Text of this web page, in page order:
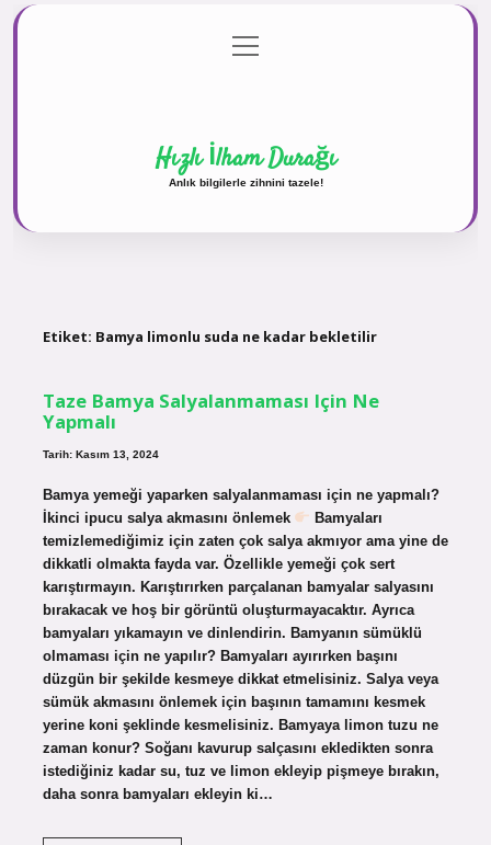
Gizlilik Politikası
menüyü
aç
Hızlı İlham Durağı
Anlık bilgilerle zihnini tazele!
Etiket: Bamya limonlu suda ne kadar bekletilir
Taze Bamya Salyalanmaması Için Ne
Yapmalı
Tarih: Kasım 13, 2024
Bamya yemeği yaparken salyalanmaması için ne yapmalı?
İkinci ipucu salya akmasını önlemek
Bamyaları
temizlemediğimiz için zaten çok salya akmıyor ama yine de
dikkatli olmakta fayda var. Özellikle yemeği çok sert
karıştırmayın. Karıştırırken parçalanan bamyalar salyasını
bırakacak ve hoş bir görüntü oluşturmayacaktır. Ayrıca
bamyaları yıkamayın ve dinlendirin. Bamyanın sümüklü
olmaması için ne yapılır? Bamyaları ayırırken başını
düzgün bir şekilde kesmeye dikkat etmelisiniz. Salya veya
sümük akmasını önlemek için başının tamamını kesmek
yerine koni şeklinde kesmelisiniz. Bamyaya limon tuzu ne
zaman konur? Soğanı kavurup salçasını ekledikten sonra
istediğiniz kadar su, tuz ve limon ekleyip pişmeye bırakın,
daha sonra bamyaları ekleyin ki…